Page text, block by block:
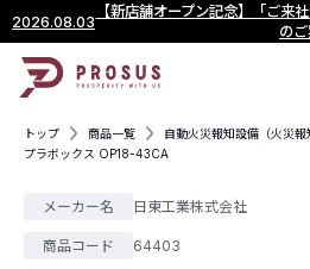
2026.08.03
【新店舗オープン記念】「ご来
の
トップ 商品一覧
自動火災報知設備（火災報
プラボックス OP18-43CA
メーカー名 日東工業株式会社
商品コード 64403